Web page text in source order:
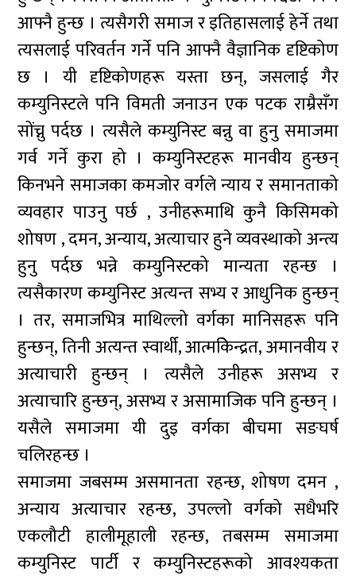
आफ्नै हुन्छ । त्यसैगरी समाज र इतिहासलाई हेर्ने तथा
त्यसलाई परिवर्तन गर्ने पनि आफ्नै वैज्ञानिक दृष्टिकोण
छ । यी दृष्टिकोणहरू यस्ता छन्, जसलाई गैर
कम्युनिस्टले पनि विमती जनाउन एक पटक राम्रैसँग
सोंच्नु पर्दछ । त्यसैले कम्युनिस्ट बन्नु वा हुनु समाजमा
गर्व गर्ने कुरा हो । कम्युनिस्टहरू मानवीय हुन्छन्
किनभने समाजका कमजोर वर्गले न्याय र समानताको
व्यवहार पाउनु पर्छ , उनीहरूमाथि कुनै किसिमको
शोषण , दमन, अन्याय, अत्याचार हुने व्यवस्थाको अन्त्य
हुनु पर्दछ भन्ने कम्युनिस्टको मान्यता रहन्छ ।
त्यसैकारण कम्युनिस्ट अत्यन्त सभ्य र आधुनिक हुन्छन्
। तर, समाजभित्र माथिल्लो वर्गका मानिसहरू पनि
हुन्छन्, तिनी अत्यन्त स्वार्थी, आत्मकेिन्द्रत, अमानवीय र
अत्याचारी हुन्छन् । त्यसैले उनीहरू असभ्य र
अत्याचारि हुन्छन्, असभ्य र असामाजिक पनि हुन्छन् ।
यसैले समाजमा यी दुइ वर्गका बीचमा सङघर्ष
चलिरहन्छ ।
समाजमा जबसम्म असमानता रहन्छ, शोषण दमन ,
अन्याय अत्याचार रहन्छ, उपल्लो वर्गको सधैभरि
एकलौटी हालीमूहाली रहन्छ, तबसम्म समाजमा
कम्युनिस्ट पार्टी र कम्युनिस्टहरूको आवश्यकता